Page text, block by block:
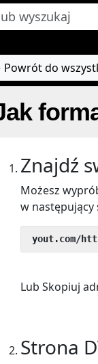
do
Znajdź
Możesz
w następujący
yout.com/
Lub Skopiuj
Strona